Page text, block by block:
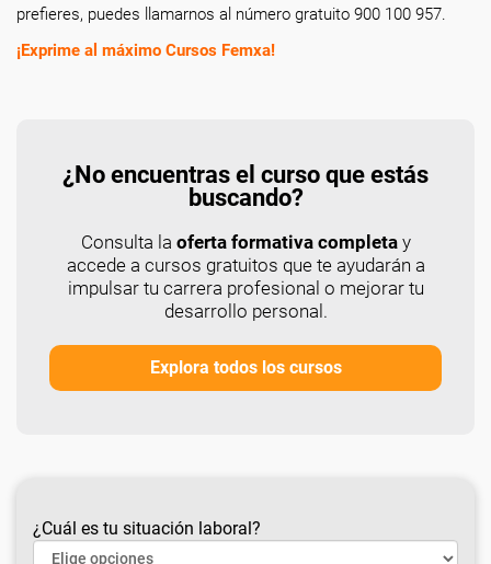
prefieres, puedes llamarnos al número gratuito 900 100 957.
¡Exprime al máximo Cursos Femxa!
¿No encuentras el curso que estás
buscando?
Consulta la oferta formativa completay
accede a cursos gratuitos que te ayudarán a
impulsar tu carrera profesional o mejorar tu
desarrollo personal.
Explora todos los cursos
¿Cuál es tu situación laboral?